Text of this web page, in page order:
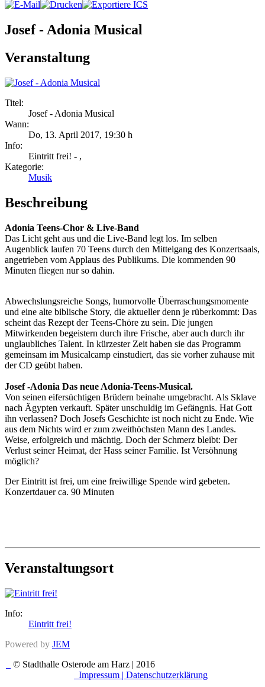
Josef - Adonia Musical
Veranstaltung
Titel:
Josef - Adonia Musical
Wann:
Do, 13. April 2017, 19:30 h
Info:
Eintritt frei! - ,
Kategorie:
Musik
Beschreibung
Adonia Teens-Chor & Live-Band
Das Licht geht aus und die Live-Band legt los. Im selben
Augenblick laufen 70 Teens durch den Mittelgang des Konzertsaals,
angetrieben vom Applaus des Publikums. Die kommenden 90
Minuten fliegen nur so dahin.
Abwechslungsreiche Songs, humorvolle Überraschungsmomente
und eine alte biblische Story, die aktueller denn je rüberkommt: Das
scheint das Rezept der Teens-Chöre zu sein. Die jungen
Mitwirkenden begeistern durch ihre Frische, aber auch durch ihr
unglaubliches Talent. In kürzester Zeit haben sie das Programm
gemeinsam im Musicalcamp einstudiert, das sie vorher zuhause mit
der CD geübt haben.
Josef -Adonia Das neue Adonia-Teens-Musical.
Von seinen eifersüchtigen Brüdern beinahe umgebracht. Als Sklave
nach Ägypten verkauft. Später unschuldig im Gefängnis. Hat Gott
ihn verlassen? Doch Josefs Geschichte ist noch nicht zu Ende. Wie
aus dem Nichts wird er zum zweithöchsten Mann des Landes.
Weise, erfolgreich und mächtig. Doch der Schmerz bleibt: Der
Verlust seiner Heimat, der Hass seiner Familie. Ist Versöhnung
möglich?
Der Eintritt ist frei, um eine freiwillige Spende wird gebeten.
Konzertdauer ca. 90 Minuten
Veranstaltungsort
Info:
Eintritt frei!
Powered by JEM
© Stadthalle Osterode am Harz | 2016
Impressum | Datenschutzerklärung